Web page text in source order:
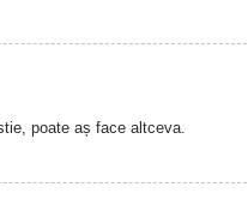
poate aș face altceva.